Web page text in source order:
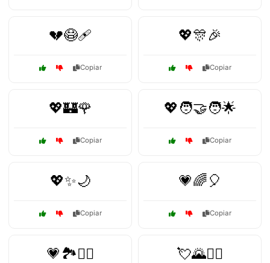
💔😷🩹
Copiar
💖🎊🎉
Copiar
💖🏰🌹
Copiar
💖🧑‍🤝‍🧑🌟
Copiar
💖✨🌙
Copiar
💗🌈🎈
Copiar
💗🏞️🚶‍♂️ 💘🌄🚴‍♀️